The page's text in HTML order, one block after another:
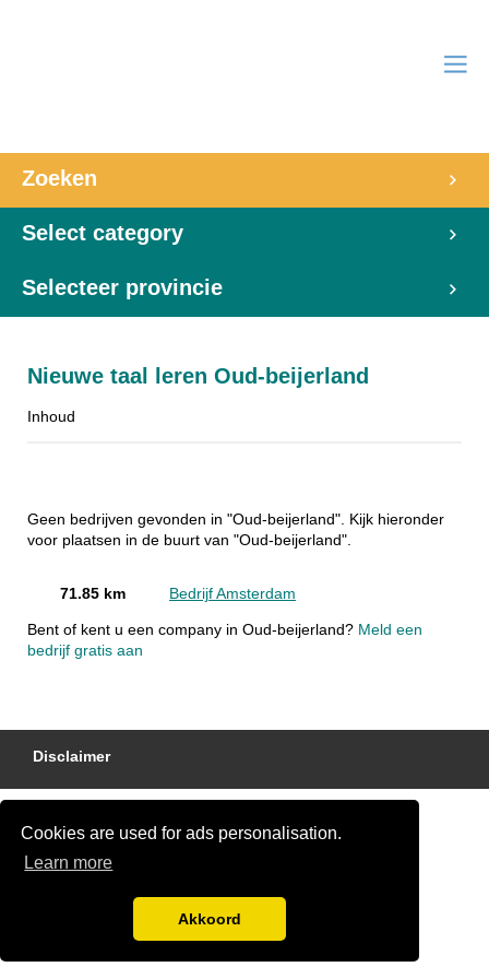
Cookies are used for ads personalisation.
Learn more
Akkoord
Zoeken
Select category
Selecteer provincie
Nieuwe taal leren Oud-beijerland
Inhoud
Geen bedrijven gevonden in "Oud-beijerland". Kijk hieronder
voor plaatsen in de buurt van "Oud-beijerland".
71.85 km Bedrijf Amsterdam
Bent of kent u een company in Oud-beijerland? Meld een
bedrijf gratis aan
Disclaimer